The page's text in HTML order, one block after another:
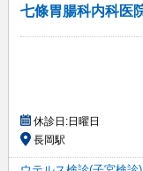
七條胃腸科内科医
休診日:日曜日
長岡駅